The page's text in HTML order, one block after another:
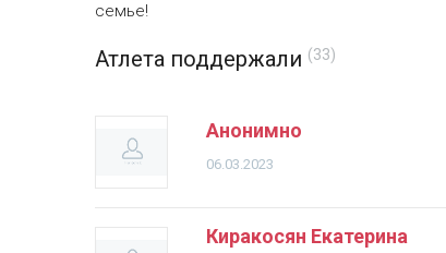
семье!
Атлета поддержали (33)
Анонимно
06.03.2023
Киракосян Екатерина